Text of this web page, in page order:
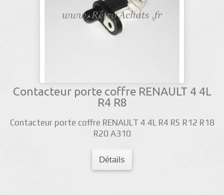
Contacteur porte coffre RENAULT 4 4L
R4 R8
Contacteur porte coffre RENAULT 4 4L R4 R5 R12 R18
R20 A310
Détails